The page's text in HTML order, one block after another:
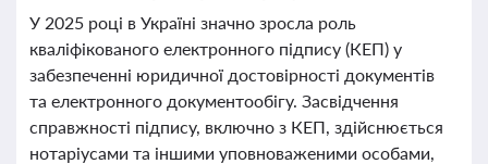
У 2025 році в Україні значно зросла роль
кваліфікованого електронного підпису (КЕП) у
забезпеченні юридичної достовірності документів
та електронного документообігу. Засвідчення
справжності підпису, включно з КЕП, здійснюється
нотаріусами та іншими уповноваженими особами,